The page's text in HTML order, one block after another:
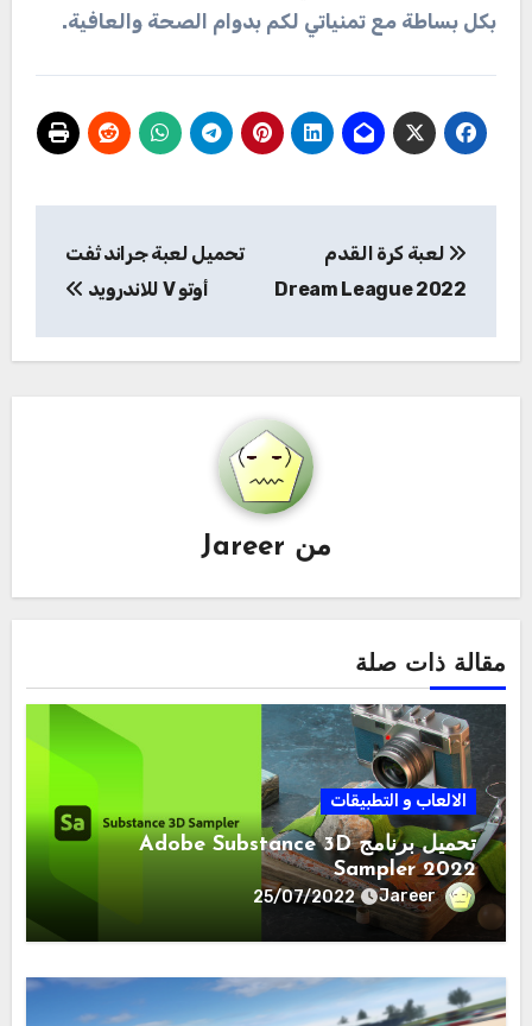
بكل بساطة مع تمنياتي لكم بدوام الصحة والعافية.
المقالات
لعبة كرة القدم
Dream League 2022
تحميل لعبة جراند ثفت
أوتو V‏ للاندرويد
من Jareer
مقالة ذات صلة
الالعاب و التطبيقات
تحميل برنامج Adobe Substance 3D
Sampler 2022
Jareer
25/07/2022